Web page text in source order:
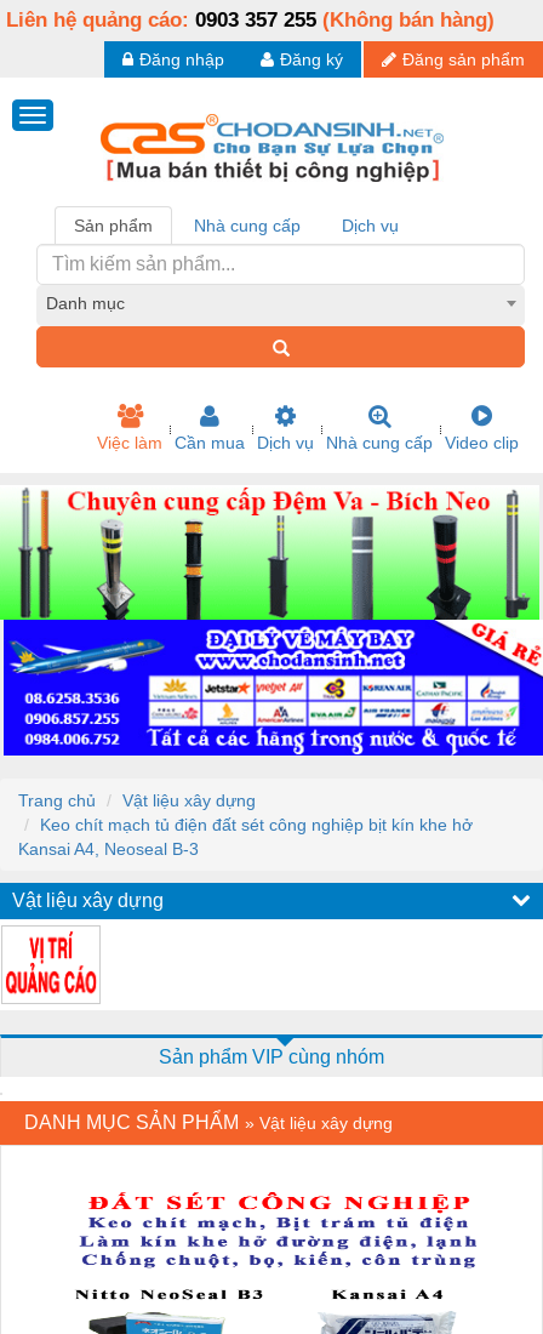
Liên hệ quảng cáo: 0903 357 255 (Không bán hàng)
Đăng sản phẩm
Đăng ký
Đăng nhập
Sản phẩm Nhà cung cấp Dịch vụ
Danh mục
Việc làm Cần mua Dịch vụ Nhà cung cấp Video clip
Trang chủ
Vật liệu xây dựng
Keo chít mạch tủ điện đất sét công nghiệp bịt kín khe hở
Kansai A4, Neoseal B-3
Vật liệu xây dựng
Sản phẩm VIP cùng nhóm
DANH MỤC SẢN PHẨM » Vật liệu xây dựng